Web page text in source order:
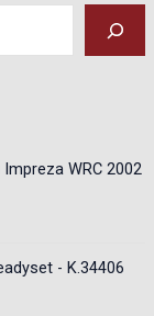
WRC 2002
- K.34406